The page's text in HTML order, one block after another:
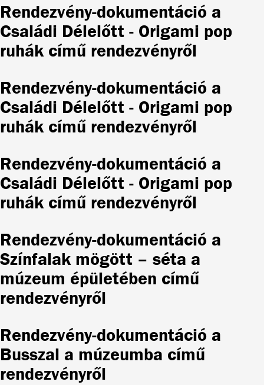
Rendezvény-dokumentáció a
Családi Délelőtt - Origami pop
ruhák című rendezvényről
Rendezvény-dokumentáció a
Családi Délelőtt - Origami pop
ruhák című rendezvényről
Rendezvény-dokumentáció a
Családi Délelőtt - Origami pop
ruhák című rendezvényről
Rendezvény-dokumentáció a
Színfalak mögött – séta a
múzeum épületében című
rendezvényről
Rendezvény-dokumentáció a
Busszal a múzeumba című
rendezvényről